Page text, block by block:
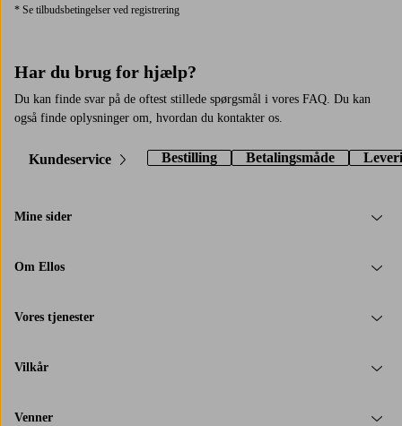
* Se tilbudsbetingelser ved registrering
Har du brug for hjælp?
Du kan finde svar på de oftest stillede spørgsmål i vores FAQ. Du kan
også finde oplysninger om, hvordan du kontakter os.
Kundeservice Bestilling Betalingsmåde
Mine sider
Om Ellos
Vores tjenester
Vilkår
Venner